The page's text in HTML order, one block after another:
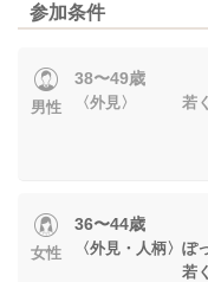
参加条件
男性
38〜49歳
〈外見〉 若く
女性
36〜44歳
〈外見・人柄〉ぽ
若く見